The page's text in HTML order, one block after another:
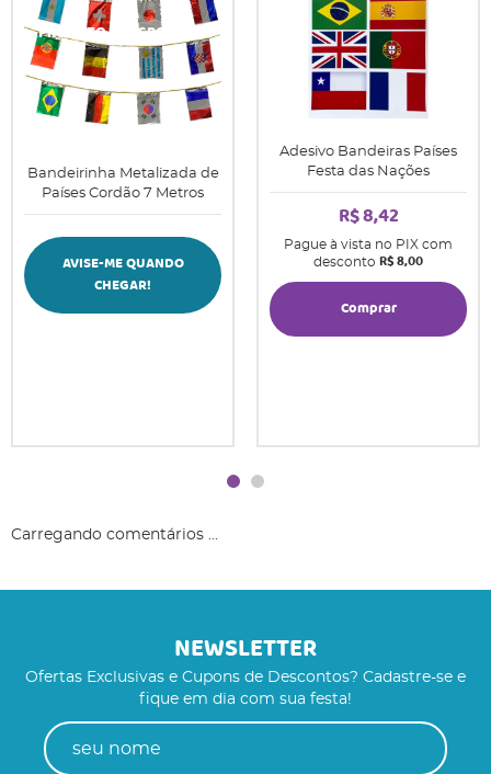
Bandeirinha Metalizada de
Países Cordão 7 Metros
AVISE-ME QUANDO
CHEGAR!
Adesivo Bandeiras Países
Festa das Nações
R$ 8,42
Pague à vista no PIX com
desconto R$ 8,00
Comprar
Carregando comentários ...
NEWSLETTER
Ofertas Exclusivas e Cupons de Descontos? Cadastre-se e
fique em dia com sua festa!